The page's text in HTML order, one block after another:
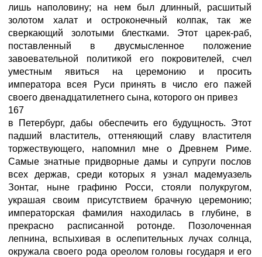
лишь наполовину; на нем был длинный, расшитый
золотом халат и остроконечный колпак, так же
сверкающий золотыми блестками. Этот царек-раб,
поставленный в двусмысленное положение
завоевательной политикой его покровителей, счел
уместным явиться на церемонию и просить
императора всея Руси принять в число его пажей
своего двенадцатилетнего сына, которого он привез
167
в Петербург, дабы обеспечить его будущность. Этот
падший властитель, оттеняющий славу властителя
торжествующего, напомнил мне о Древнем Риме.
Самые знатные придворные дамы и супруги послов
всех держав, среди которых я узнал мадемуазель
Зонтаг, ныне графиню Росси, стояли полукругом,
украшая своим присутствием брачную церемонию;
императорская фамилия находилась в глубине, в
прекрасно расписанной ротонде. Позолоченная
лепнина, вспыхивая в ослепительных лучах солнца,
окружала своего рода ореолом головы государя и его